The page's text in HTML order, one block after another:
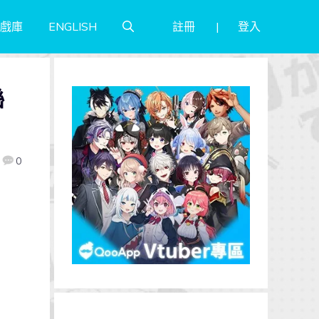
庫 ENGLISH 註冊 登入
0